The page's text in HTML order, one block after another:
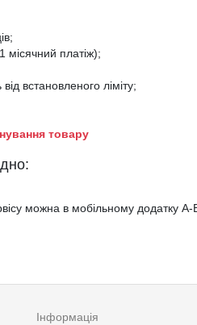
місячний платіж);
встановленого ліміту;
товару
можна в мобільному додатку А-
Інформація